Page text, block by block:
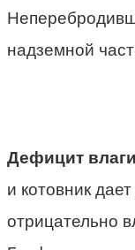
надземной
Дефицит
и котовник
отрицательно